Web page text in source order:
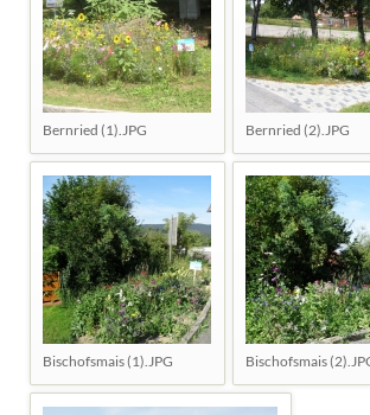
Bernried (1).JPG Bernried (2).JPG
Bischofsmais (1).JPG Bischofsmais